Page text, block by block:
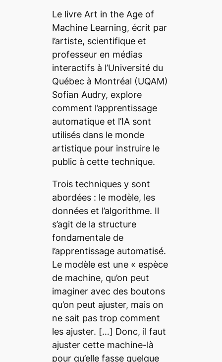
Le livre Art in the Age of
Machine Learning, écrit par
l’artiste, scientifique et
professeur en médias
interactifs à l’Université du
Québec à Montréal (UQAM)
Sofian Audry, explore
comment l’apprentissage
automatique et l’IA sont
utilisés dans le monde
artistique pour instruire le
public à cette technique.
Trois techniques y sont
abordées : le modèle, les
données et l’algorithme. Il
s’agit de la structure
fondamentale de
l’apprentissage automatisé.
Le modèle est une « espèce
de machine, qu’on peut
imaginer avec des boutons
qu’on peut ajuster, mais on
ne sait pas trop comment
les ajuster. […] Donc, il faut
ajuster cette machine-là
pour qu’elle fasse quelque